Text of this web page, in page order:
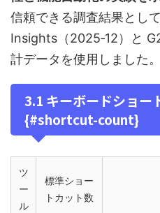
信頼できる調査結果とし
Insights（2025‑12）と
計データを使用しました。
3.1 キーボードショー
{#shortcut-count}
ツ
ー
ル
標準ショー
トカット数